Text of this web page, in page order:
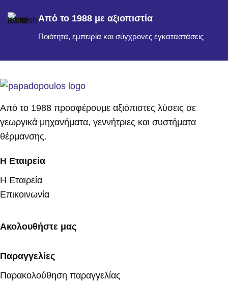
Από το 1988 με αξιοπιστία
Ποιότητα, εμπειρία και σύγχρονες εγκαταστάσεις
Από το 1988 προσφέρουμε αξιόπιστες λύσεις σε
γεωργικά μηχανήματα, γεννήτριες και συστήματα
θέρμανσης.
Η Εταιρεία
Η Εταιρεία
Επικοινωνία
Ακολουθήστε μας
Παραγγελίες
Παρακολούθηση παραγγελίας